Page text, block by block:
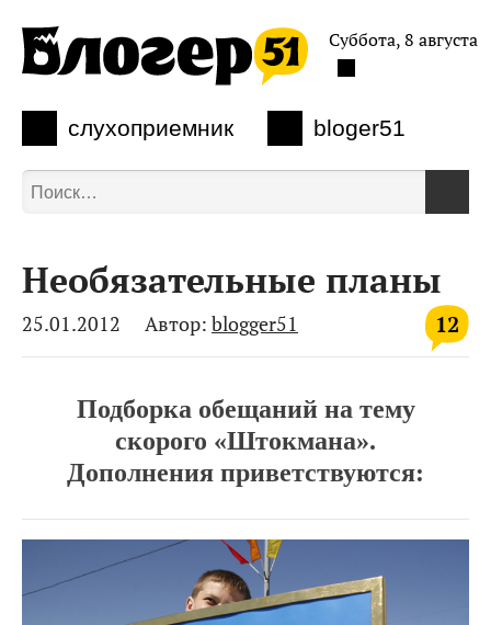
слухоприемник bloger51
Суббота, 8 августа
Необязательные планы
12
25.01.2012 Автор: blogger51
Подборка обещаний на тему
скорого «Штокмана».
Дополнения приветствуются: